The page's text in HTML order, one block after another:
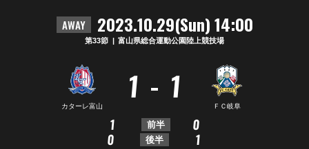
AWAY 2023.10.29(Sun) 14:00
第33節 富山県総合運動公園陸上競技場
カターレ富山
1 - 1
ＦＣ岐阜
1 前半
0
0
後半 1